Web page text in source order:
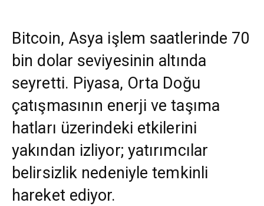
Bitcoin, Asya işlem saatlerinde 70
bin dolar seviyesinin altında
seyretti. Piyasa, Orta Doğu
çatışmasının enerji ve taşıma
hatları üzerindeki etkilerini
yakından izliyor; yatırımcılar
belirsizlik nedeniyle temkinli
hareket ediyor.